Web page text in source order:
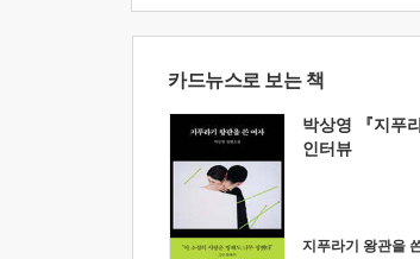
카드뉴스로 보는 책
박상영 『지푸
인터뷰
지푸라기 왕관을